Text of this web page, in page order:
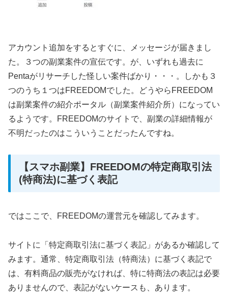
アカウント追加をするとすぐに、メッセージが届きまし
た。３つの副業案件の宣伝です。が、いずれも過去に
Pentaがリサーチした怪しい案件ばかり・・・。しかも３
つのうち１つはFREEDOMでした。どうやらFREEDOM
は副業案件の紹介ポータル（副業案件紹介所）になってい
るようです。FREEDOMのサイトで、副業の詳細情報が
不明だったのはこういうことだったんですね。
【スマホ副業】FREEDOMの特定商取引法
(特商法)に基づく表記
ではここで、FREEDOMの運営元を確認してみます。
サイトに「特定商取引法に基づく表記」があるか確認して
みます。通常、特定商取引法（特商法）に基づく表記で
は、有料商品の販売がなければ、特に特商法の表記は必要
ありませんので、表記がないケースも、あります。